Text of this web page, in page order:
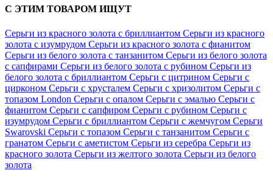
С ЭТИМ ТОВАРОМ ИЩУТ
Серьги из красного золота с бриллиантом Серьги из красного
золота с изумрудом Серьги из красного золота с фианитом
Серьги из белого золота с танзанитом Серьги из белого золота
с сапфирами Серьги из белого золота с рубином Серьги из
белого золота с бриллиантом Серьги с цитрином Серьги с
цирконом Серьги с хрусталем Серьги с хризолитом Серьги с
топазом London Серьги с опалом Серьги с эмалью Серьги с
фианитом Серьги с сапфиром Серьги с рубином Серьги с
изумрудом Серьги с бриллиантом Серьги с жемчугом Серьги
Swarovski Серьги с топазом Серьги с танзанитом Серьги с
гранатом Серьги с аметистом Серьги из серебра Серьги из
красного золота Серьги из желтого золота Серьги из белого
золота